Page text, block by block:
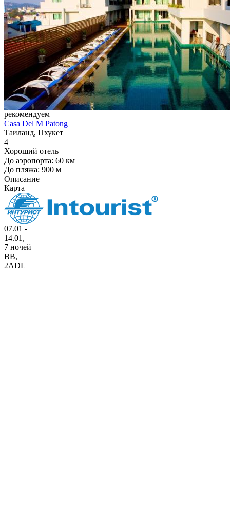
рекомендуем
Casa Del M Patong
Таиланд, Пхукет
4
Хороший отель
До аэропорта: 60 км
До пляжа: 900 м
Описание
Карта
07.01 -
14.01,
7 ночей
BB,
2ADL